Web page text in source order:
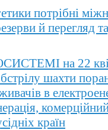
потрібні
й перегляд
на 22
шахти
в
країн